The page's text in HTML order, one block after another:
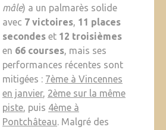
mâle) a un palmarès solide
avec 7 victoires, 11 places
secondeset 12 troisièmes
en 66 courses, mais ses
performances récentes sont
mitigées : 7ème à Vincennes
en janvier, 2ème sur la même
piste, puis 4ème à
Pontchâteau. Malgré des